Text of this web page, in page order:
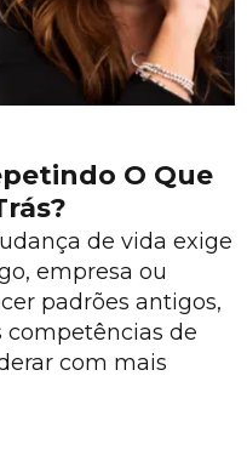
O Que
de vida exige
empresa ou
padrões antigos,
competências de
com mais